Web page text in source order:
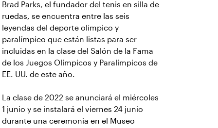
Brad Parks, el fundador del tenis en silla de
ruedas, se encuentra entre las seis
leyendas del deporte olímpico y
paralímpico que están listas para ser
incluidas en la clase del Salón de la Fama
de los Juegos Olímpicos y Paralímpicos de
EE. UU. de este año.
La clase de 2022 se anunciará el miércoles
1 junio y se instalará el viernes 24 junio
durante una ceremonia en el Museo